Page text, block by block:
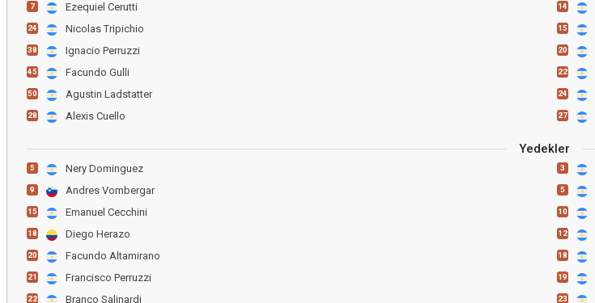
7 Ezequiel Cerutti
24 Nicolas Tripichio
38 Ignacio Perruzzi
45 Facundo Gulli
50 Agustin Ladstatter
28 Alexis Cuello
14
15
20
22
24
27
Yedekler
5 Nery Dominguez
9 Andres Vombergar
15 Emanuel Cecchini
18 Diego Herazo
20 Facundo Altamirano
21 Francisco Perruzzi
22 Branco Salinardi
3
5
10
12
18
19
23